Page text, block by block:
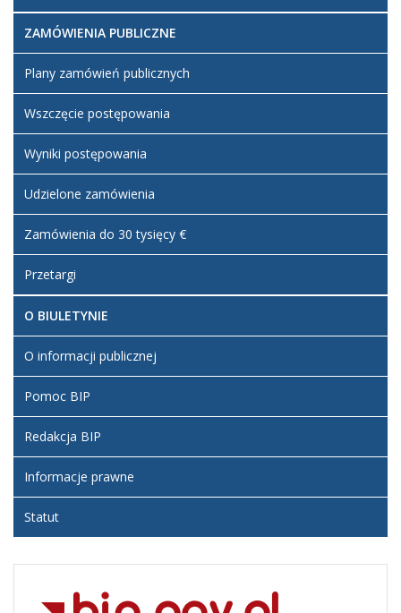
ZAMÓWIENIA PUBLICZNE
Plany zamówień publicznych
Wszczęcie postępowania
Wyniki postępowania
Udzielone zamówienia
Zamówienia do 30 tysięcy €
Przetargi
O BIULETYNIE
O informacji publicznej
Pomoc BIP
Redakcja BIP
Informacje prawne
Statut